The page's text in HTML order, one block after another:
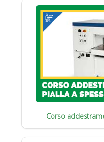
Corso